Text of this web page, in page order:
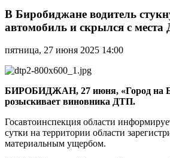
Биробиджане
водитель
стукнул
автомобиль
и
скрылся
с
места
В Биробиджане водитель
автомобиль и скрылся с
пятница, 27 июня 2025 14:00
БИРОБИДЖАН, 27 июня, «Город на
розыскивает виновника ДТП.
Госавтоинспекция области
сутки на территории области
материальным ущербом.